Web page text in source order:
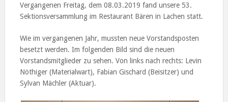
Vergangenen Freitag, dem 08.03.2019 fand unsere 53.
Sektionsversammlung im Restaurant Bären in Lachen statt.
Wie im vergangenen Jahr, mussten neue Vorstandsposten
besetzt werden. Im folgenden Bild sind die neuen
Vorstandsmitglieder zu sehen. Von links nach rechts: Levin
Nöthiger (Materialwart), Fabian Gischard (Beisitzer) und
Sylvan Mächler (Aktuar).